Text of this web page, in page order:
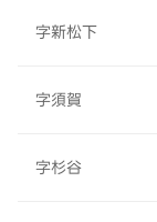
字新松下
字須賀
字杉谷